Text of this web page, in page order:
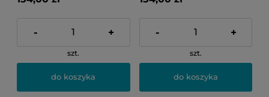
- +
szt.
do koszyka
- +
szt.
do koszyka